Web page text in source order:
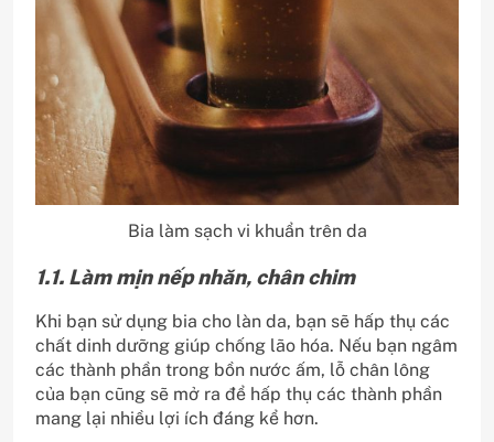
Bia làm sạch vi khuẩn trên da
1.1. Làm mịn nếp nhăn, chân chim
Khi bạn sử dụng bia cho làn da, bạn sẽ hấp thụ các
chất dinh dưỡng giúp chống lão hóa. Nếu bạn ngâm
các thành phần trong bồn nước ấm, lỗ chân lông
của bạn cũng sẽ mở ra để hấp thụ các thành phần
mang lại nhiều lợi ích đáng kể hơn.